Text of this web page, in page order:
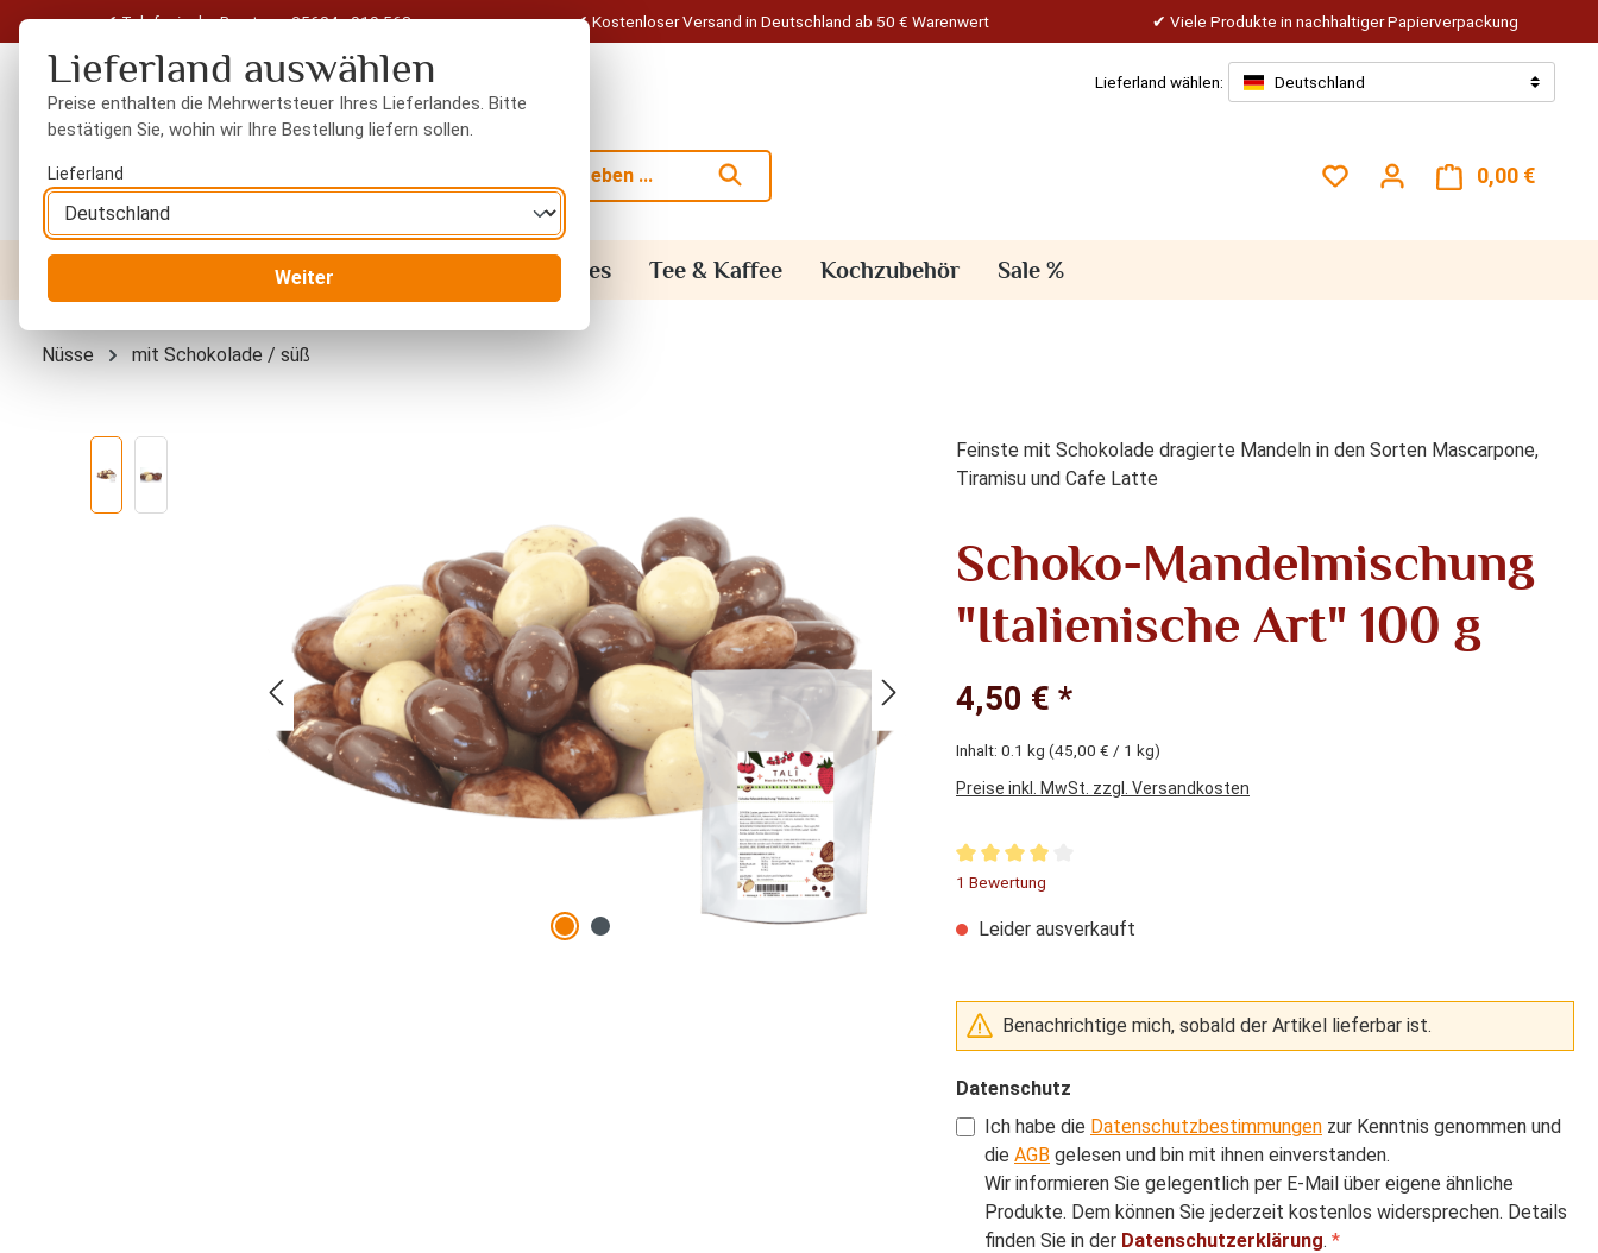
Hauptinhalt springen
Zur Suche springen
Zur Hauptnavigation springen
Telefonische Beratung: 05604 - 919 563 Kostenloser Versand in Deutschland ab 50 € Warenwert Viele Produkte in nachhaltiger Papierverpackung
Lieferland wählen: Deutschland
Du hast 0 Produkte auf
0,00 €
Trockenfrüchte Gewürze Orientalisches Tee & Kaffee Kochzubehör Sale %
Nüsse mit Schokolade / süß
Bildergalerie überspringen
Feinste mit Schokolade dragierte Mandeln in den Sorten Mascarpone,
Tiramisu und Cafe Latte
Schoko-Mandelmischung
"Italienische Art" 100 g
4,50 € *
Inhalt: 0.1 kg (45,00 € / 1 kg)
Preise inkl. MwSt. zzgl. Versandkosten
Durchschnittliche Bewertung von 4 von 5 Sternen
1 Bewertung
Leider ausverkauft
Benachrichtige mich, sobald der Artikel lieferbar ist.
Datenschutz
Ich habe die Datenschutzbestimmungen zur Kenntnis genommen und
die AGB gelesen und bin mit ihnen einverstanden.
Wir informieren Sie gelegentlich per E-Mail über eigene ähnliche
Produkte. Dem können Sie jederzeit kostenlos widersprechen. Details
finden Sie in der Datenschutzerklärung. *
Lieferland auswählen
Preise enthalten die Mehrwertsteuer Ihres Lieferlandes. Bitte
bestätigen Sie, wohin wir Ihre Bestellung liefern sollen.
Lieferland
Weiter